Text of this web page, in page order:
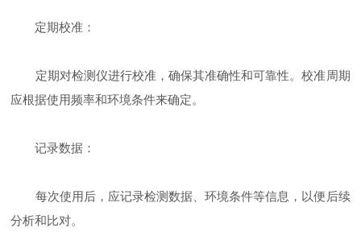
定期校准：
定期对检测仪进行校准，确保其准确性和可靠性。校准周期
应根据使用频率和环境条件来确定。
记录数据：
每次使用后，应记录检测数据、环境条件等信息，以便后续
分析和比对。